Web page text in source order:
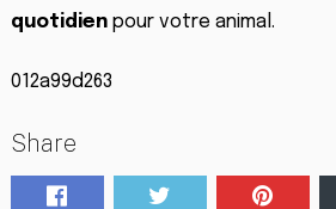
quotidienpour votre animal.
012a99d263
Share